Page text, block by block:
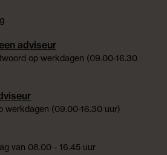
adviseur
op werkdagen (09.00-16.30
werkdagen (09.00-16.30 uur)
van 08.00 - 16.45 uur